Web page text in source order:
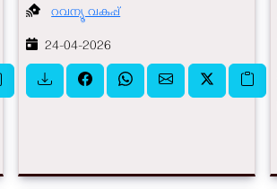
റവന്യൂ വകുപ്പ്
24-04-2026